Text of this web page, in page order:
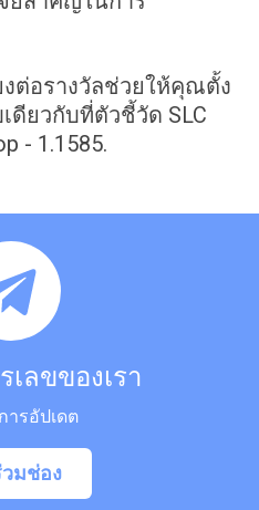
ต่อรางวัลช่วยให้คุณตั้ง
ดียวกับที่ตัวชี้วัด SLC
- 1.1585.
เลขของเรา
ารอัปเดต
วมช่อง